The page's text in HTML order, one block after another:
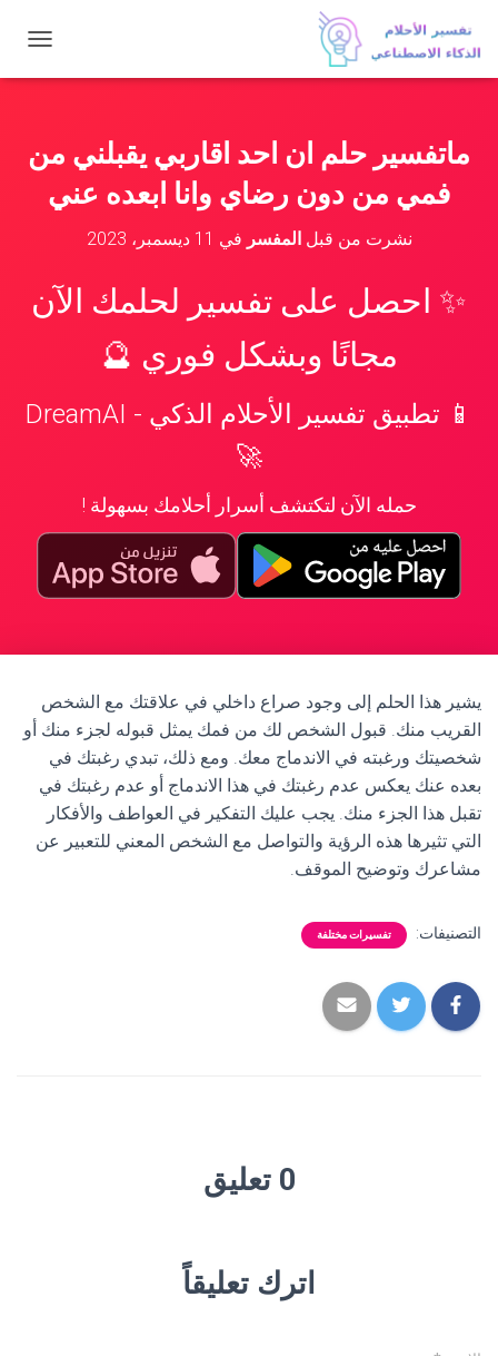
ب
ماتفسير حلم ان احد اقاربي يقبلني من
فمي من دون رضاي وانا ابعده عني
نشرت من قبلالمفسر في 11 ديسمبر، 2023
✨ احصل على تفسير لحلمك الآن
مجانًا وبشكل فوري 🔮
📱 تطبيق تفسير الأحلام الذكي - DreamAI
🚀
حمله الآن لتكتشف أسرار أحلامك بسهولة !
يشير هذا الحلم إلى وجود صراع داخلي في علاقتك مع الشخص
القريب منك. قبول الشخص لك من فمك يمثل قبوله لجزء منك أو
شخصيتك ورغبته في الاندماج معك. ومع ذلك، تبدي رغبتك في
بعده عنك يعكس عدم رغبتك في هذا الاندماج أو عدم رغبتك في
تقبل هذا الجزء منك. يجب عليك التفكير في العواطف والأفكار
التي تثيرها هذه الرؤية والتواصل مع الشخص المعني للتعبير عن
مشاعرك وتوضيح الموقف.
التصنيفات: تفسيرات مختلفة
0 تعليق
اترك تعليقاً